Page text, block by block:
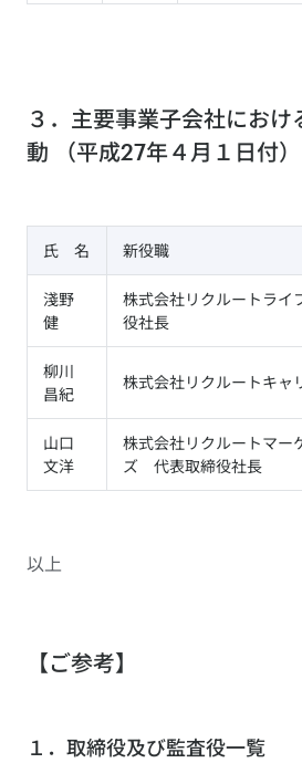
３．主要事業子会社におけ
動 （平成27年４月１日付）
氏 名 新役職
淺野
健
株式会社リクルートラ
役社長
柳川
昌紀
株式会社リクルートキ
山口
文洋
株式会社リクルートマー
ズ 代表取締役社長
以上
【ご参考】
１．取締役及び監査役一覧